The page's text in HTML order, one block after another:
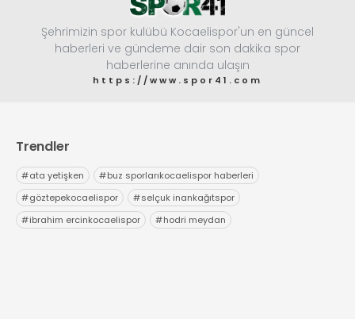
Şehrimizin spor kulübü Kocaelispor'un en güncel
haberleri ve gündeme dair son dakika spor
haberlerine anında ulaşın
https://www.spor41.com
Trendler
#ata yetişken #buz sporlarıkocaelispor haberleri
#göztepekocaelispor #selçuk inankağıtspor
#ibrahim ercinkocaelispor #hodri meydan